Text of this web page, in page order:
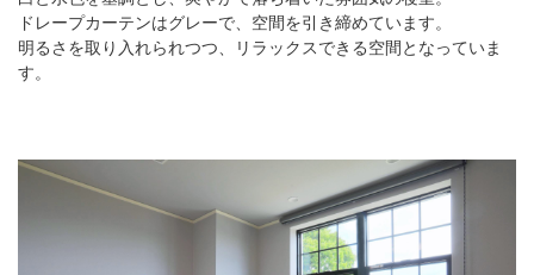
ドレープカーテンはグレーで、空間を引き締めています。
明るさを取り入れられつつ、リラックスできる空間となっていま
す。